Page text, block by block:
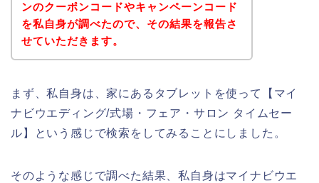
ンのクーポンコードやキャンペーンコード
を私自身が調べたので、その結果を報告さ
せていただきます。
まず、私自身は、家にあるタブレットを使って【マイ
ナビウエディング/式場・フェア・サロン タイムセー
ル】という感じで検索をしてみることにしました。
そのような感じで調べた結果、私自身はマイナビウエ